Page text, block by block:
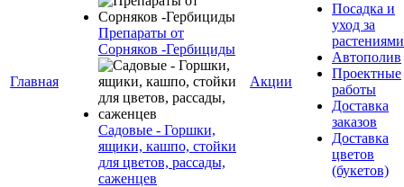
Главная
Препараты от
Сорняков -Гербициды
Садовые - Горшки,
ящики, кашпо, стойки
для цветов, рассады,
саженцев
Акции
Посадка и
уход за
растениями
Автополив
Проектные
работы
Доставка
заказов
Доставка
цветов
(букетов)